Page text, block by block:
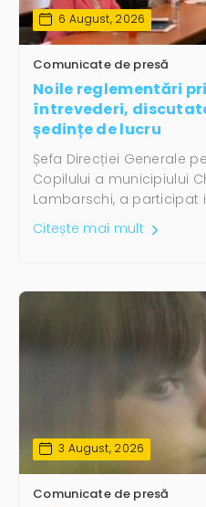
6 August, 2026
Comunicate de presă
Noile reglementări
întrevederi,
ședințe de lucru
Șefa Direcției Generale
Copilului a municipiului
Lambarschi, a participat
Citește mai mult
3 August, 2026
Comunicate de presă